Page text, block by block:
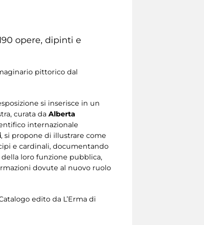
opere, dipinti e
pittorico dal
si inserisce in un
curata da Alberta
internazionale
, si propone di illustrare come
e cardinali, documentando
loro funzione pubblica,
dovute al nuovo ruolo
edito da L’Erma di